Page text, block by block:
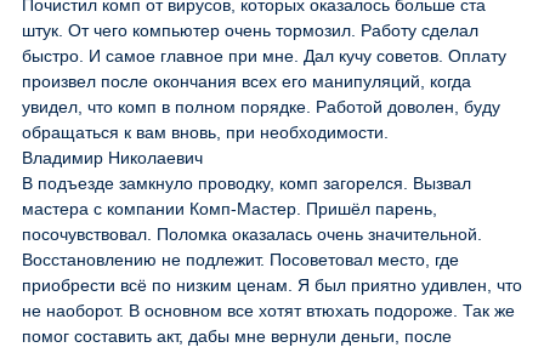
Почистил комп от вирусов, которых оказалось больше ста
штук. От чего компьютер очень тормозил. Работу сделал
быстро. И самое главное при мне. Дал кучу советов. Оплату
произвел после окончания всех его манипуляций, когда
увидел, что комп в полном порядке. Работой доволен, буду
обращаться к вам вновь, при необходимости.
Владимир Николаевич
В подъезде замкнуло проводку, комп загорелся. Вызвал
мастера с компании Комп-Мастер. Пришёл парень,
посочувствовал. Поломка оказалась очень значительной.
Восстановлению не подлежит. Посоветовал место, где
приобрести всё по низким ценам. Я был приятно удивлен, что
не наоборот. В основном все хотят втюхать подороже. Так же
помог составить акт, дабы мне вернули деньги, после